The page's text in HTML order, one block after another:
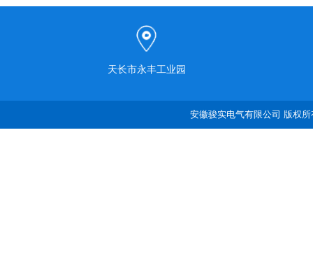
天长市永丰工业园
安徽骏实电气有限公司 版权